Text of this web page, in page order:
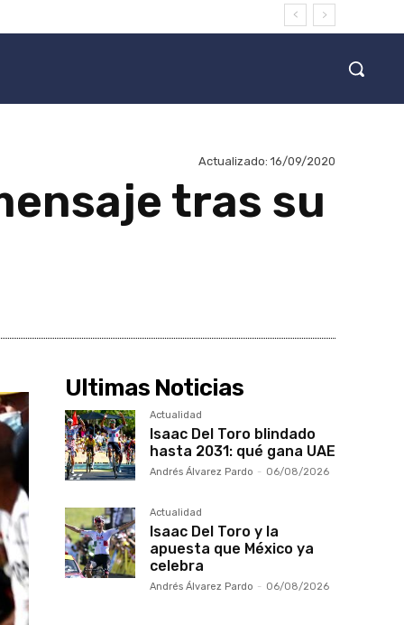
Actualizado: 16/09/2020
tras su
Ultimas Noticias
Actualidad
Isaac Del Toro blindado
hasta 2031: qué gana UAE
Andrés Álvarez Pardo - 06/08/2026
Actualidad
Isaac Del Toro y la
apuesta que México ya
celebra
Andrés Álvarez Pardo - 06/08/2026